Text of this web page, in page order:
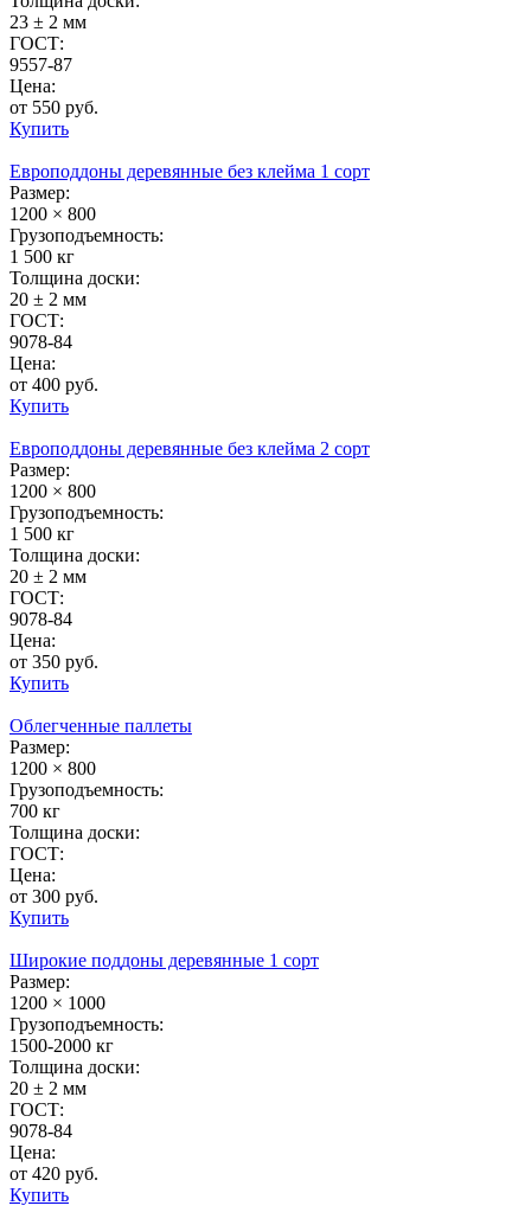
23 ± 2 мм
ГОСТ:
9557-87
Цена:
от 550 руб.
Купить
Европоддоны деревянные без клейма 1 сорт
Размер:
1200 × 800
Грузоподъемность:
1 500 кг
Толщина доски:
20 ± 2 мм
ГОСТ:
9078-84
Цена:
от 400 руб.
Купить
Европоддоны деревянные без клейма 2 сорт
Размер:
1200 × 800
Грузоподъемность:
1 500 кг
Толщина доски:
20 ± 2 мм
ГОСТ:
9078-84
Цена:
от 350 руб.
Купить
Облегченные паллеты
Размер:
1200 × 800
Грузоподъемность:
700 кг
Толщина доски:
ГОСТ:
Цена:
от 300 руб.
Купить
Широкие поддоны деревянные 1 сорт
Размер:
1200 × 1000
Грузоподъемность:
1500-2000 кг
Толщина доски:
20 ± 2 мм
ГОСТ:
9078-84
Цена:
от 420 руб.
Купить